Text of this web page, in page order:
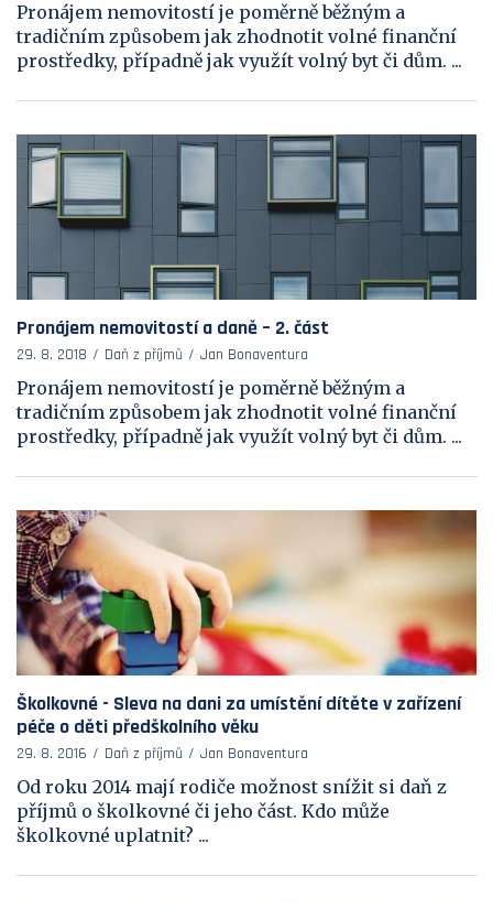
Pronájem nemovitostí je poměrně běžným a
tradičním způsobem jak zhodnotit volné finanční
prostředky, případně jak využít volný byt či dům. ...
Pronájem nemovitostí a daně – 2. část
29. 8. 2018 Daň z příjmů Jan Bonaventura
Pronájem nemovitostí je poměrně běžným a
tradičním způsobem jak zhodnotit volné finanční
prostředky, případně jak využít volný byt či dům. ...
Školkovné - Sleva na dani za umístění dítěte v zařízení
péče o děti předškolního věku
29. 8. 2016 Daň z příjmů Jan Bonaventura
Od roku 2014 mají rodiče možnost snížit si daň z
příjmů o školkovné či jeho část. Kdo může
školkovné uplatnit? ...